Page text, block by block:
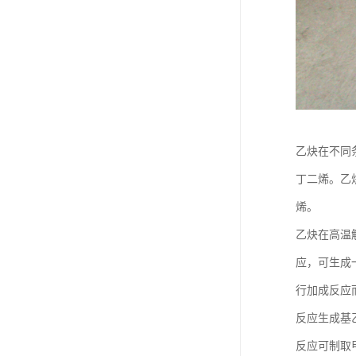
乙炔在不同
丁二烯。乙
烯。
乙炔在高温
应，可生成
行加成反应
反应生成基
反应可制取